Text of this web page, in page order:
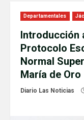
Departamentales
Introducción
Protocolo
Normal
María de Oro
Diario Las Noticias